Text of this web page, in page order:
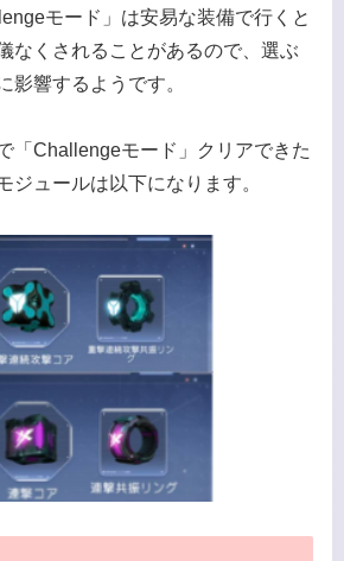
モード」は安易な装備で行くと
なくされることがあるので、選ぶ
影響するようです。
「Challengeモード」クリアできた
ジュールは以下になります。